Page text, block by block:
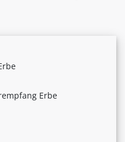
Erbe